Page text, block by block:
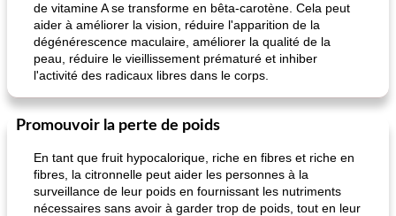
de vitamine A se transforme en bêta-carotène. Cela peut
aider à améliorer la vision, réduire l'apparition de la
dégénérescence maculaire, améliorer la qualité de la
peau, réduire le vieillissement prématuré et inhiber
l'activité des radicaux libres dans le corps.
Promouvoir la perte de poids
En tant que fruit hypocalorique, riche en fibres et riche en
fibres, la citronnelle peut aider les personnes à la
surveillance de leur poids en fournissant les nutriments
nécessaires sans avoir à garder trop de poids, tout en leur